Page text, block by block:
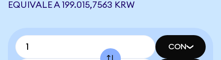
EQUIVALE A 199.015,7563 KRW
CON